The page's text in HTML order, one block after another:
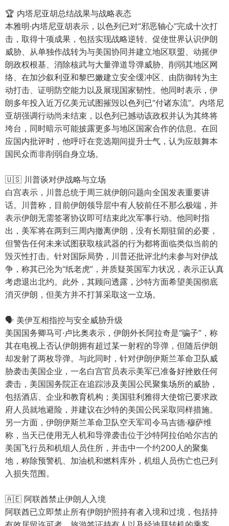
🏆 内塔尼亚胡总结战果与战略表态
本雅明·内塔尼亚胡表示，以色列已对“邪恶轴心”完成十次打
击，取得十项成果，包括实现战略逆转、促使世界认识伊朗
威胁、从单独作战转为与美国协同并建立地区联盟、动摇伊
朗政权根基、消除核武与大量弹道导弹威胁、削弱其地区网
络、在加沙叙利亚和黎巴嫩建立安全缓冲区、由防御转为主
动打击、证明防空能力以及展现国家韧性。他同时表示，伊
朗多年投入近万亿美元试图摧毁以色列已“付诸东流”。内塔尼
亚胡强调行动尚未结束，以色列已撼动该政权并认为其终将
垮台，同时暗示可能披露更多与地区国家合作的信息。在回
应国内批评时，他呼吁在竞选期间提升士气，认为应鼓舞本
国民众而非削弱自身立场。
🇺🇸 川普谈对伊战略与立场
白宫表示，川普总统于周三就伊朗问题向全国发表重要讲
话。川普称，目前伊朗领导层中有人较前任不那么极端，并
表示伊朗无需签署协议即可结束此次军事行动。他同时指
出，美军将在两到三周内撤离伊朗，没有长期驻留的必要，
但警告任何未来试图获取核武器的行为都将面临类似当前的
毁灭性打击。针对国际局势，川普还批评北约未参与对伊战
争，称其已沦为“纸老虎”，并质疑英国军力状况，表示正认真
考虑退出北约。此外，其顾问透露，沙特方面希望美国彻底
消灭伊朗，但美方并不打算采取这一立场。
🗣️ 美伊互相指控与安全威胁升级
美国国务卿马可·卢比奥表示，伊朗外长阿拉奇是“骗子”，称
其在电视上否认伊朗拥有超过某一射程的导弹，但随后伊朗
却发射了两枚导弹。与此同时，针对伊朗伊斯兰革命卫队威
胁袭击美国企业，一名白宫官员表示美军已准备好挫败任何
袭击，美国国务院正在追踪涉及美国公民聚集场所的威胁，
包括酒店、企业和教育机构；美国驻利雅得大使馆已要求政
府人员就地避险，并建议在沙特的美国公民采取同样措施。
另一方面，伊朗伊斯兰革命卫队空天军司令马吉德·穆萨维
称，当天已使用无人机和导弹袭击位于沙特阿拉伯哈尔吉的
美国飞行员和机组人员住所，并击中一个约200人的聚集
地，称除预警机、加油机和燃料库外，机组人员伤亡也已列
入损失范围。
🇦🇪 阿联酋禁止伊朗人入境
阿联酋已立即禁止所有伊朗护照持有者入境和过境，包括持